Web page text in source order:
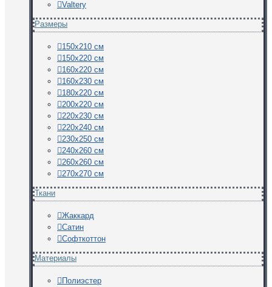
Valtery
Размеры
150х210 см
150х220 см
160х220 см
160х230 см
180х220 см
200х220 см
220х230 см
220х240 см
230х250 см
240х260 см
260х260 см
270х270 см
Ткани
Жаккард
Сатин
Софткоттон
Материалы
Полиэстер